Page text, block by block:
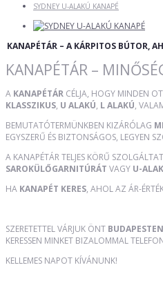
SYDNEY U-ALAKÚ KANAPÉ
KANAPÉTÁR – A KÁRPITOS BÚTOR,
KANAPÉTÁR –
A KANAPÉTÁR CÉLJA, HOGY MINDEN
KLASSZIKUS, U ALAKÚ, L ALAKÚ,
BEMUTATÓTERMÜNKBEN KIZÁRÓLAG
EGYSZERŰ ÉS BIZTONSÁGOS, LEGYEN
A KANAPÉTÁR TELJES KÖRŰ
SAROKÜLŐGARNITÚRÁT VAGY U-
HA KANAPÉT KERES, AHOL AZ ÁR-
SZERETETTEL VÁRJUK ÖNT
KERESSEN MINKET BIZALOMMAL
KELLEMES NAPOT KÍVÁNUNK!